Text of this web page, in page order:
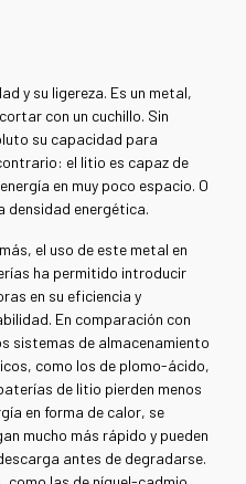
y su ligereza. Es un metal,
con un cuchillo. Sin
su capacidad para
el litio es capaz de
en muy poco espacio. O
densidad energética.
el uso de este metal en
ha permitido introducir
en su eficiencia y
En comparación con
sistemas de almacenamiento
como los de plomo-ácido,
de litio pierden menos
en forma de calor, se
mucho más rápido y pueden
antes de degradarse.